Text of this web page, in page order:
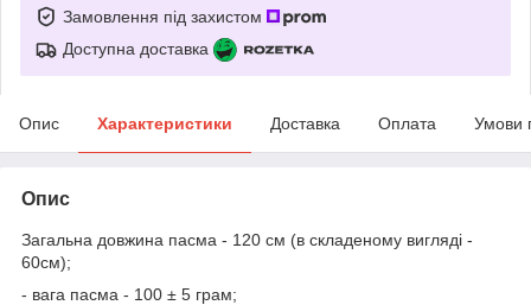
Замовлення під захистом
Доступна доставка
Опис Характеристики Доставка Оплата Умови
Опис
Загальна довжина пасма - 120 см (в складеному вигляді -
60см);
- вага пасма - 100 ± 5 грам;